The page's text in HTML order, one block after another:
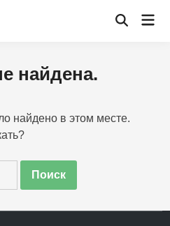
Открыть
найдена.
найдено в этом месте.